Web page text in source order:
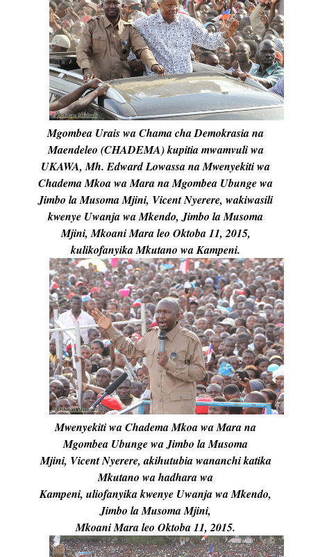
Mgombea Urais wa Chama cha Demokrasia na
Maendeleo (CHADEMA) kupitia mwamvuli wa
UKAWA, Mh. Edward Lowassa na Mwenyekiti wa
Chadema Mkoa wa Mara na Mgombea Ubunge wa
Jimbo la Musoma Mjini, Vicent Nyerere, wakiwasili
kwenye Uwanja wa Mkendo, Jimbo la Musoma
Mjini, Mkoani Mara leo Oktoba 11, 2015,
kulikofanyika Mkutano wa Kampeni.
Mwenyekiti wa Chadema Mkoa wa Mara na
Mgombea Ubunge wa Jimbo la Musoma
Mjini, Vicent Nyerere, akihutubia wananchi katika
Mkutano wa hadhara wa
Kampeni, uliofanyika kwenye Uwanja wa Mkendo,
Jimbo la Musoma Mjini,
Mkoani Mara leo Oktoba 11, 2015.